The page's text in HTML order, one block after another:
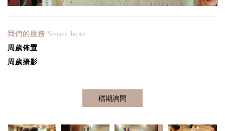
我們的服務 Service Items
周歲佈置
周歲攝影